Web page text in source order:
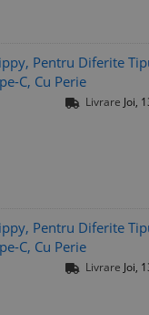
Pentru Diferite
C, Cu Perie
Livrare Joi,
Pentru Diferite
C, Cu Perie
Livrare Joi,